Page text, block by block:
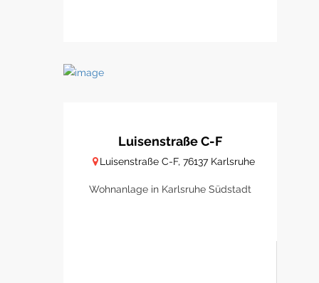
Luisenstraße C-F
Luisenstraße C-F, 76137 Karlsruhe
Wohnanlage in Karlsruhe Südstadt